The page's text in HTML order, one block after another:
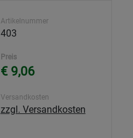
Artikelnummer
403
Preis
€ 9,06
Versandkosten
zzgl. Versandkosten